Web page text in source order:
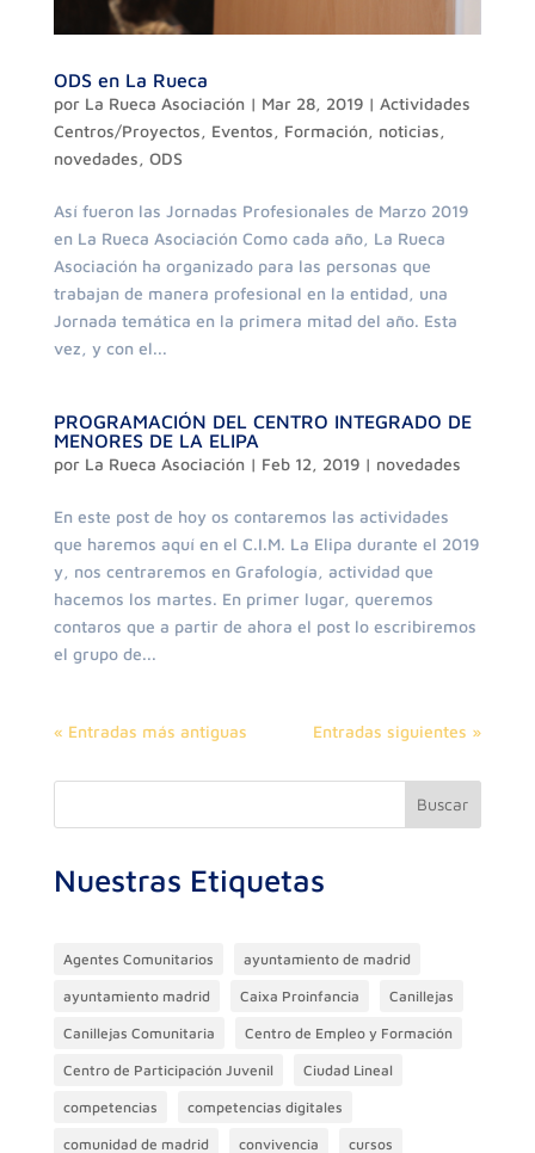
ODS en La Rueca
por La Rueca Asociación| Mar 28, 2019| Actividades
Centros/Proyectos, Eventos, Formación, noticias,
novedades, ODS
Así fueron las Jornadas Profesionales de Marzo 2019
en La Rueca Asociación Como cada año, La Rueca
Asociación ha organizado para las personas que
trabajan de manera profesional en la entidad, una
Jornada temática en la primera mitad del año. Esta
vez, y con el...
PROGRAMACIÓN DEL CENTRO INTEGRADO DE
MENORES DE LA ELIPA
por La Rueca Asociación| Feb 12, 2019| novedades
En este post de hoy os contaremos las actividades
que haremos aquí en el C.I.M. La Elipa durante el 2019
y, nos centraremos en Grafología, actividad que
hacemos los martes. En primer lugar, queremos
contaros que a partir de ahora el post lo escribiremos
el grupo de...
« Entradas más antiguas Entradas siguientes »
Buscar
Nuestras Etiquetas
Agentes Comunitarios ayuntamiento de madrid
ayuntamiento madrid Caixa Proinfancia Canillejas
Canillejas Comunitaria Centro de Empleo y Formación
Centro de Participación Juvenil Ciudad Lineal
competencias competencias digitales
comunidad de madrid convivencia cursos